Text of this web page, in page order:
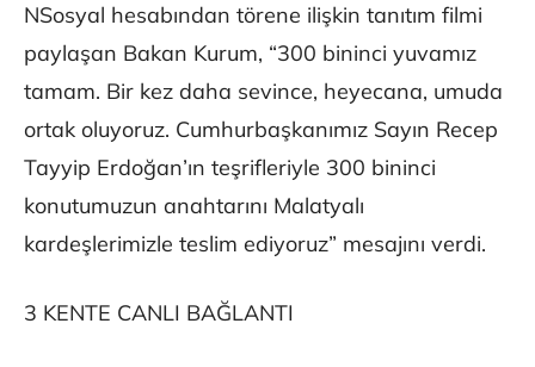
NSosyal hesabından törene ilişkin tanıtım filmi
paylaşan Bakan Kurum, “300 bininci yuvamız
tamam. Bir kez daha sevince, heyecana, umuda
ortak oluyoruz. Cumhurbaşkanımız Sayın Recep
Tayyip Erdoğan’ın teşrifleriyle 300 bininci
konutumuzun anahtarını Malatyalı
kardeşlerimizle teslim ediyoruz” mesajını verdi.
3 KENTE CANLI BAĞLANTI